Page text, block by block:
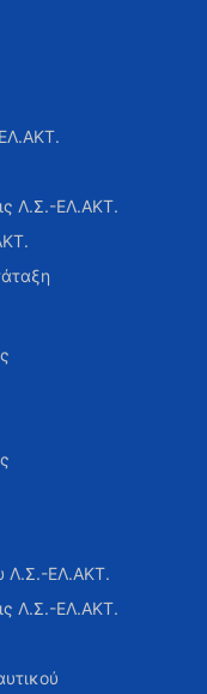
Λ.Σ.-ΕΛ.ΑΚΤ.
Λ.Σ.-ΕΛ.ΑΚΤ.
Λ.Σ.-ΕΛ.ΑΚΤ.